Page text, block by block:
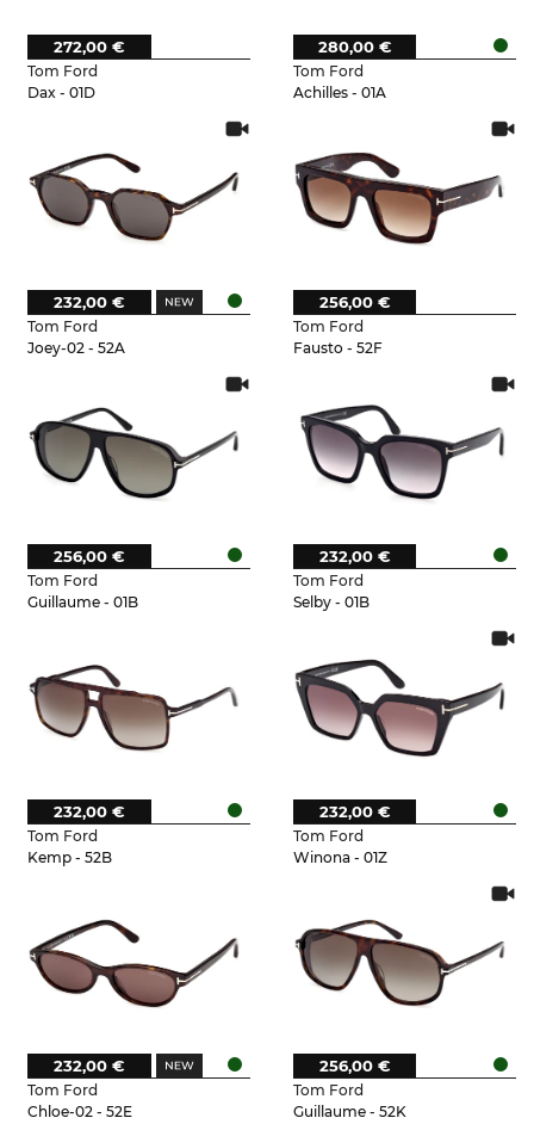
Tom Ford
Dax - 01D
272,00 €
Tom Ford
Achilles - 01A
280,00 €
Tom Ford
Joey-02 - 52A
232,00 €
Tom Ford
Fausto - 52F
256,00 €
Tom Ford
Guillaume - 01B
256,00 €
Tom Ford
Selby - 01B
232,00 €
Tom Ford
Kemp - 52B
232,00 €
Tom Ford
Winona - 01Z
232,00 €
Tom Ford
Chloe-02 - 52E
232,00 €
Tom Ford
Guillaume - 52K
256,00 €